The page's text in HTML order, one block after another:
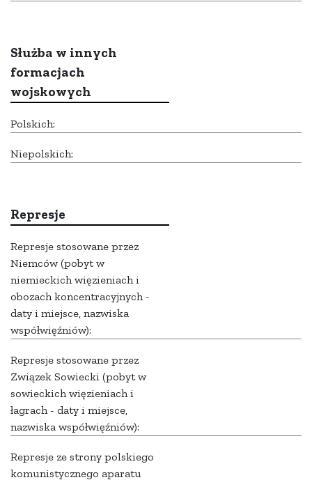
Służba w innych
formacjach
wojskowych
Polskich:
Niepolskich:
Represje
Represje stosowane przez
Niemców (pobyt w
niemieckich więzieniach i
obozach koncentracyjnych -
daty i miejsce, nazwiska
współwięźniów):
Represje stosowane przez
Związek Sowiecki (pobyt w
sowieckich więzieniach i
łagrach - daty i miejsce,
nazwiska współwięźniów):
Represje ze strony polskiego
komunistycznego aparatu